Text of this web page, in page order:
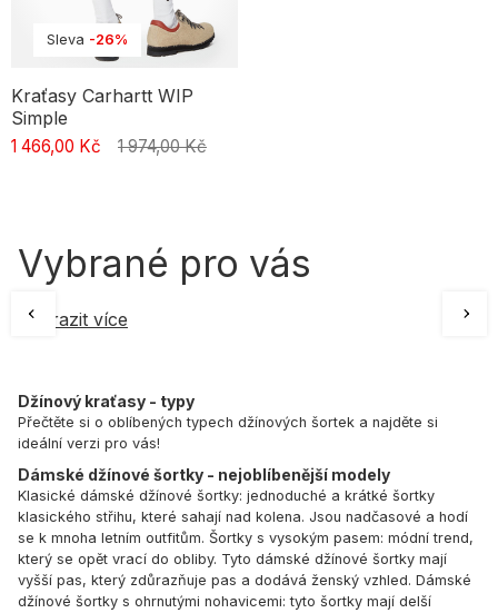
Sleva -26%
Kraťasy Carhartt WIP
Simple
1 466,00 Kč 1 974,00 Kč
Vybrané pro vás
Zobrazit více
Džínový kraťasy - typy
Přečtěte si o oblíbených typech džínových šortek a najděte si
ideální verzi pro vás!
Dámské džínové šortky - nejoblíbenější modely
Klasické dámské džínové šortky: jednoduché a krátké šortky
klasického střihu, které sahají nad kolena. Jsou nadčasové a hodí
se k mnoha letním outfitům. Šortky s vysokým pasem: módní trend,
který se opět vrací do obliby. Tyto dámské džínové šortky mají
vyšší pas, který zdůrazňuje pas a dodává ženský vzhled. Dámské
džínové šortky s ohrnutými nohavicemi: tyto šortky mají delší